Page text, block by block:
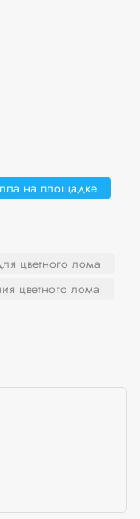
на площадке
цветного лома
цветного лома